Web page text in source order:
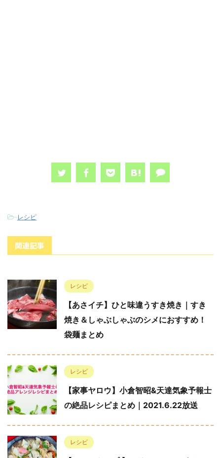
-レシピ
関連記事
レシピ
【あさイチ】ひと味違うすき焼き｜すき
焼き＆しゃぶしゃぶのシメにおすすめ！
袋麺まとめ
レシピ
【家事ヤロウ】小倉智昭&天達気象予報士
の絶品レシピまとめ｜2021.6.22放送
レシピ